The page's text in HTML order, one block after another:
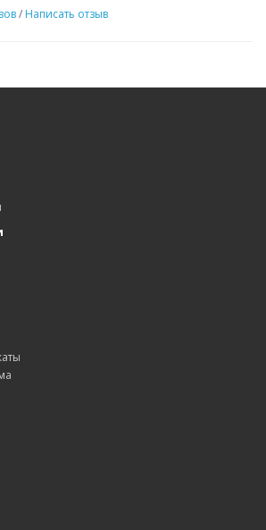
/ Написать отзыв